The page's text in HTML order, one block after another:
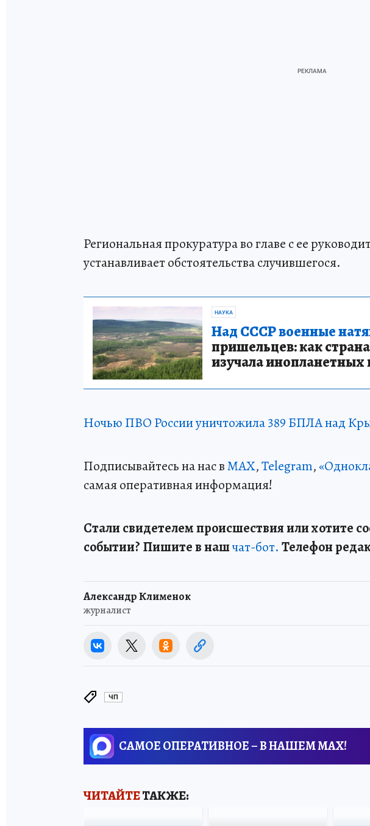
Региональная прокуратура во главе с ее
устанавливает обстоятельства случившегося.
НАУКА
Над СССР военные
пришельцев: как
изучала инопланетных
Ночью ПВО России уничтожила 389 БПЛА над
Подписывайтесь на нас вMAX,Telegram,
самая оперативная информация!
Стали свидетелем происшествия или хотите
событии? Пишите в нашчат-бот. Телефон
Александр Клименок
журналист
ЧП
САМОЕ ОПЕРАТИВНОЕ – В НАШЕМ MAX!
ЧИТАЙТЕТАКЖЕ: